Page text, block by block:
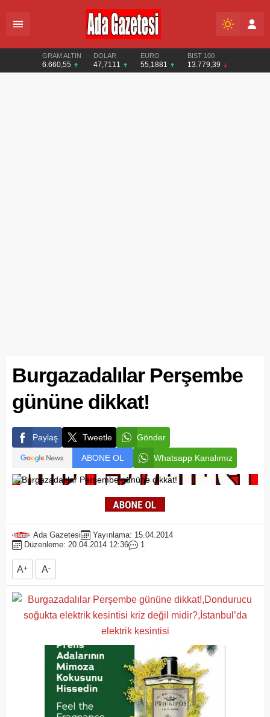
GRAM ALTIN
6.660,55
DOLAR
47,7111
EURO
55,1881
BIST 100
13.779,39
Burgazadalılar Perşembe
gününe dikkat!
Paylaş Tweetle Gönder
ABONE OL Whatsapp Kanalımız
Ada Gazetesi
Yayınlama: 15.04.2014
Düzenleme: 20.04.2014 12:36
1
A+ A-